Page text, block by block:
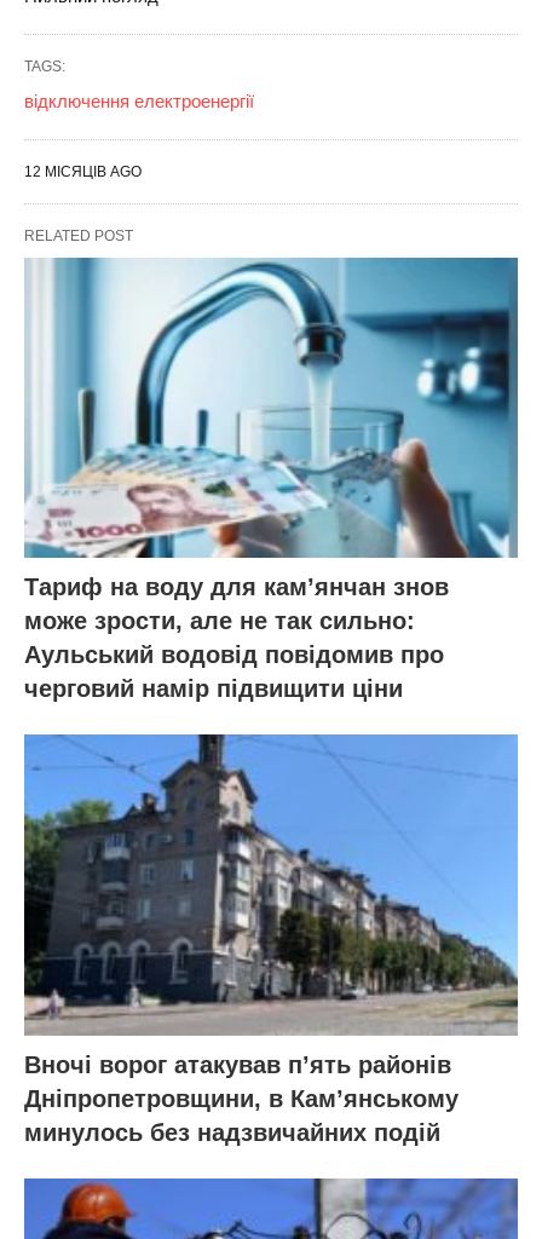
TAGS:
відключення електроенергії
12 МІСЯЦІВ AGO
RELATED POST
Тариф на воду для кам’янчан знов
може зрости, але не так сильно:
Аульський водовід повідомив про
черговий намір підвищити ціни
Вночі ворог атакував п’ять районів
Дніпропетровщини, в Кам’янському
минулось без надзвичайних подій